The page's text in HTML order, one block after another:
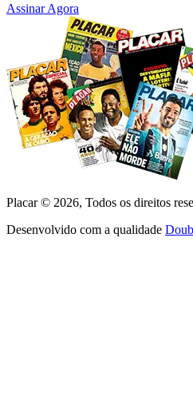
Assinar Agora
Placar © 2026, Todos os direitos
Desenvolvido com a qualidade